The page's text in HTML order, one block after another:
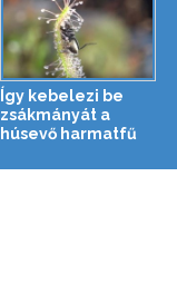
Így kebelezi be
zsákmányát a
húsevő harmatfű